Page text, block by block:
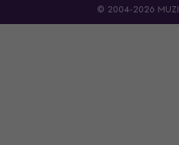
© 2004-2026